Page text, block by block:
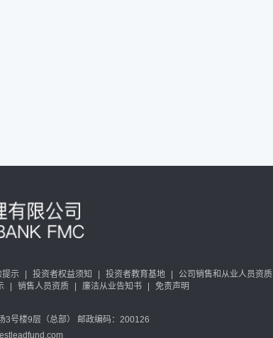
提示 投资者权益须知 投资者教育基地 公司销售和从业人员资质
销售人员资质 廉洁从业告知书 免责声明
3号楼9层（总部） 邮政编码：200126